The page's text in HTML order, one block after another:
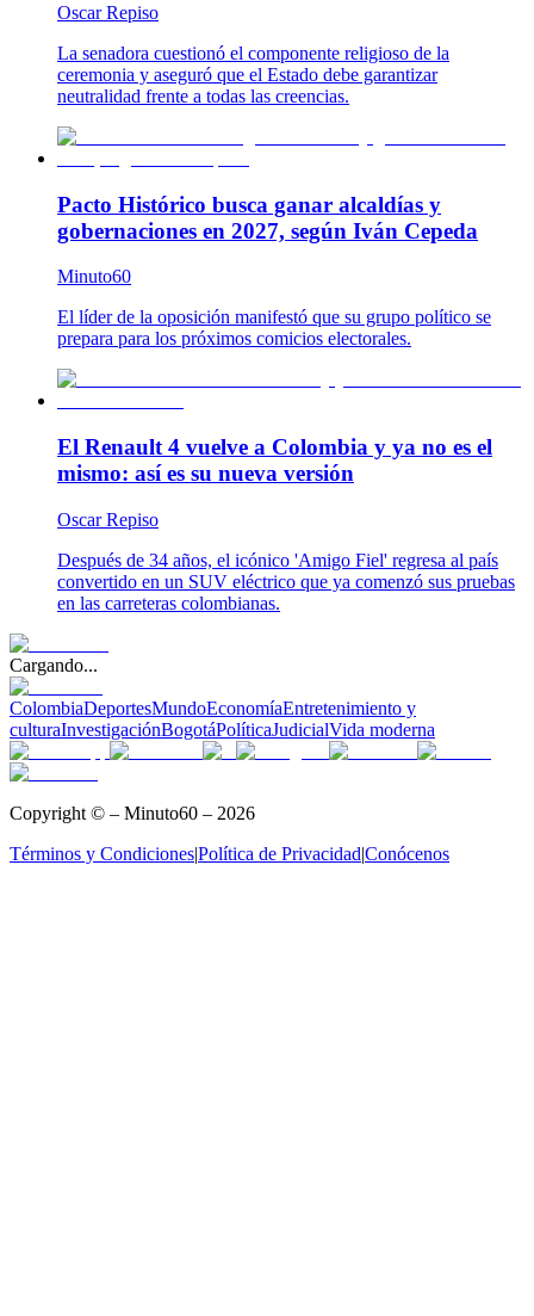
Oscar Repiso
La senadora cuestionó el componente religioso de la
ceremonia y aseguró que el Estado debe garantizar
neutralidad frente a todas las creencias.
Pacto Histórico busca ganar alcaldías y
gobernaciones en 2027, según Iván Cepeda
Minuto60
El líder de la oposición manifestó que su grupo político se
prepara para los próximos comicios electorales.
El Renault 4 vuelve a Colombia y ya no es el
mismo: así es su nueva versión
Oscar Repiso
Después de 34 años, el icónico 'Amigo Fiel' regresa al país
convertido en un SUV eléctrico que ya comenzó sus pruebas
en las carreteras colombianas.
Cargando...
ColombiaDeportesMundoEconomíaEntretenimiento y
culturaInvestigaciónBogotáPolíticaJudicialVida moderna
Copyright © – Minuto60 – 2026
Términos y Condiciones|Política de Privacidad|Conócenos